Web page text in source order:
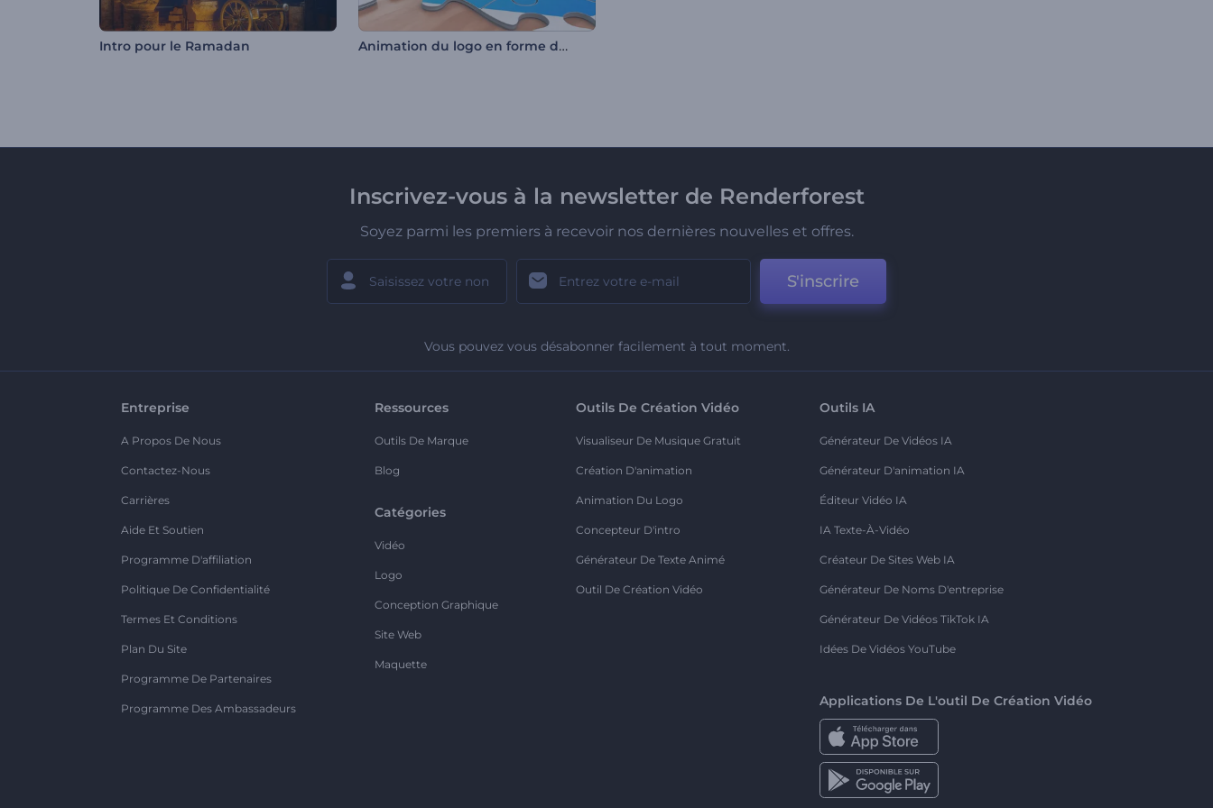
Intro pour le Ramadan Animation du logo en forme de puzzle
Inscrivez-vous à la newsletter de Renderforest
Soyez parmi les premiers à recevoir nos dernières nouvelles et offres.
S'inscrire
Vous pouvez vous désabonner facilement à tout moment.
Entreprise
A Propos De Nous
Contactez-Nous
Carrières
Aide Et Soutien
Programme D'affiliation
Politique De Confidentialité
Termes Et Conditions
Plan Du Site
Programme De Partenaires
Programme Des Ambassadeurs
Ressources
Outils De Marque
Blog
Catégories
Vidéo
Logo
Conception Graphique
Site Web
Maquette
Outils De Création Vidéo
Visualiseur De Musique Gratuit
Création D'animation
Animation Du Logo
Concepteur D'intro
Générateur De Texte Animé
Outil De Création Vidéo
Outils IA
Générateur De Vidéos IA
Générateur D'animation IA
Éditeur Vidéo IA
IA Texte-À-Vidéo
Créateur De Sites Web IA
Générateur De Noms D'entreprise
Générateur De Vidéos TikTok IA
Idées De Vidéos YouTube
Applications De L'outil De Création Vidéo